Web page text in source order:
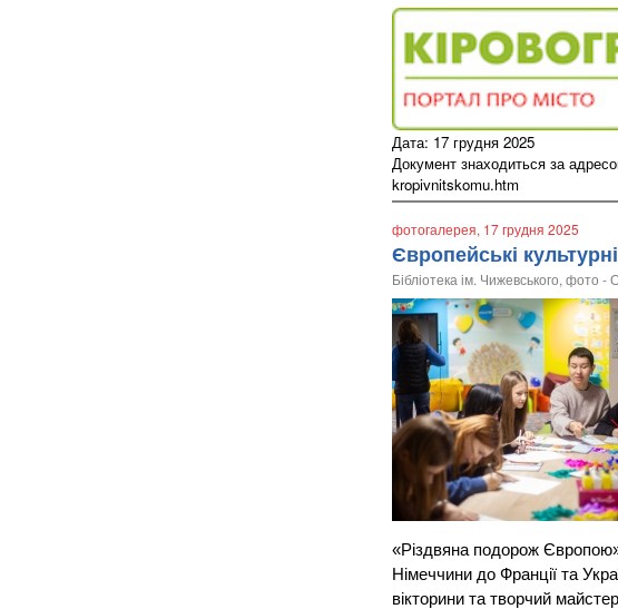
Дата: 17 грудня 2025
Документ знаходиться за
kropivnitskomu.htm
фотогалерея, 17 грудня 2025
Європейські
Бібліотека ім. Чижевського, фото -
«Різдвяна подорож
Німеччини до Франції та
вікторини та творчий